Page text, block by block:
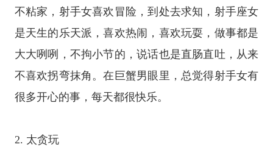
不粘家，射手女喜欢冒险，到处去求知， 射手座女
是天生的乐天派，喜欢热闹，喜欢玩耍，做事都是
大大咧咧，不拘小节的，说话也是直肠直吐，从来
不喜欢拐弯抹角。在巨蟹男眼里，总觉得射手女有
很多开心的事，每天都很快乐。
2. 太贪玩